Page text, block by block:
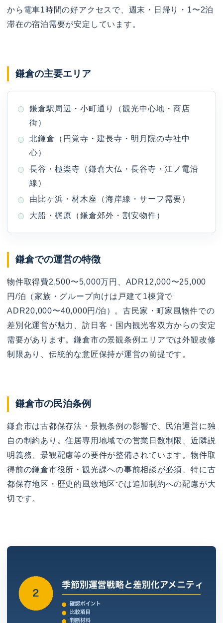
から電車1時間の好アクセスで、週末・日帰り・1〜2泊
滞在の宿泊需要が安定しています。
鎌倉の主要エリア
鎌倉駅周辺・小町通り（観光中心地・商店
街）
北鎌倉（円覚寺・建長寺・明月院の寺社中
心）
長谷・極楽寺（鎌倉大仏・長谷寺・江ノ電沿
線）
由比ヶ浜・材木座（海岸線・サーフ需要）
大船・梶原（鎌倉郊外・割安物件）
鎌倉での運営の特徴
物件取得費2,500〜5,000万円、ADR12,000〜25,000
円/泊（家族・グループ向けは戸建て1棟貸で
ADR20,000〜40,000円/泊）。古民家・町家風物件での
差別化運営が魅力、訪日客・国内観光客双方からの安定
需要があります。鎌倉市の景観条例エリアでは外観改修
制限あり、伝統的な意匠保持が運営の前提です。
鎌倉市の民泊条例
鎌倉市は古都保存法・景観条例の影響で、民泊運営に独
自の制約あり。住居専用地域での営業日数制限、近隣説
明義務、景観配慮等の要件が整備されています。物件取
得前の鎌倉市役所・観光課への事前相談が必須、特に古
都保存地区・歴史的風致地区では追加制約への配慮が大
切です。